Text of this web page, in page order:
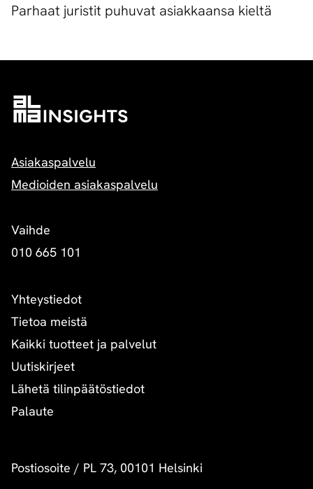
Parhaat juristit puhuvat asiakkaansa kieltä
Asiakaspalvelu
Medioiden asiakaspalvelu
Vaihde
010 665 101
Yhteystiedot
Tietoa meistä
Kaikki tuotteet ja palvelut
Uutiskirjeet
Lähetä tilinpäätöstiedot
Palaute
Postiosoite / PL 73, 00101 Helsinki